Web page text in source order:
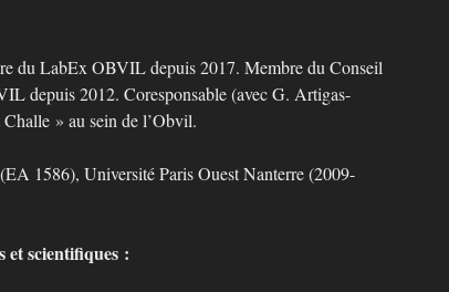
du LabEx OBVIL depuis 2017. Membre du Conseil
depuis 2012. Coresponsable (avec G. Artigas-
» au sein de l’Obvil.
1586), Université Paris Ouest Nanterre (2009-
et scientifiques :